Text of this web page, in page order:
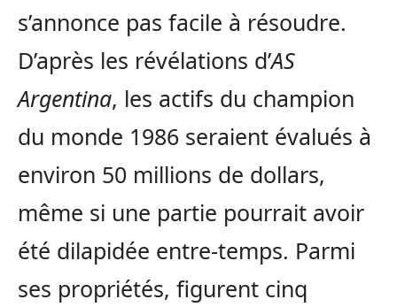
s’annonce pas facile à résoudre.
D’après les révélations d’AS
Argentina, les actifs du champion
du monde 1986 seraient évalués à
environ 50 millions de dollars,
même si une partie pourrait avoir
été dilapidée entre-temps. Parmi
ses propriétés, figurent cinq